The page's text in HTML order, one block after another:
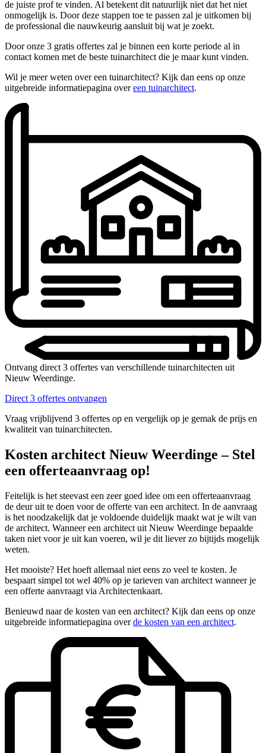
de juiste prof te vinden. Al betekent dit natuurlijk niet dat het niet
onmogelijk is. Door deze stappen toe te passen zal je uitkomen bij
de professional die nauwkeurig aansluit bij wat je zoekt.
Door onze 3 gratis offertes zal je binnen een korte periode al in
contact komen met de beste tuinarchitect die je maar kunt vinden.
Wil je meer weten over een tuinarchitect? Kijk dan eens op onze
uitgebreide informatiepagina overeen tuinarchitect.
Ontvang direct 3 offertes van verschillende tuinarchitecten uit
Nieuw Weerdinge.
Direct 3 offertes ontvangen
Vraag vrijblijvend 3 offertes op en vergelijk op je gemak de prijs en
kwaliteit van tuinarchitecten.
Kosten architect Nieuw Weerdinge – Stel
een offerteaanvraag op!
Feitelijk is het steevast een zeer goed idee om een offerteaanvraag
de deur uit te doen voor de offerte van een architect. In de aanvraag
is het noodzakelijk dat je voldoende duidelijk maakt wat je wilt van
de architect. Wanneer een architect uit Nieuw Weerdinge bepaalde
taken niet voor je uit kan voeren, wil je dit liever zo bijtijds mogelijk
weten.
Het mooiste? Het hoeft allemaal niet eens zo veel te kosten. Je
bespaart simpel tot wel 40% op je tarieven van architect wanneer je
een offerte aanvraagt via Architectenkaart.
Benieuwd naar de kosten van een architect? Kijk dan eens op onze
uitgebreide informatiepagina overde kosten van een architect.